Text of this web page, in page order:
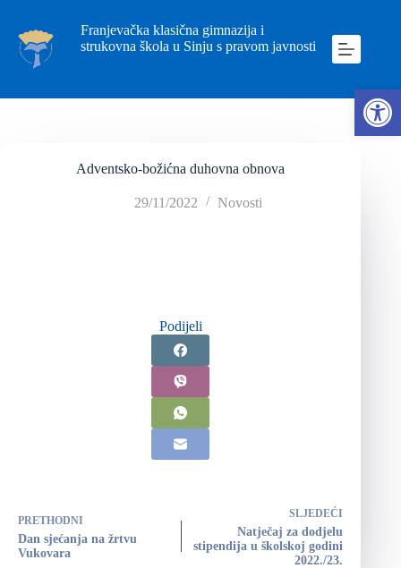
Franjevačka klasična gimnazija i
strukovna škola u Sinju s pravom javnosti
Adventsko-božićna duhovna obnova
29/11/2022 Novosti
Podijeli
PRETHODNI
Dan sjećanja na žrtvu
Vukovara
SLJEDEĆI
Natječaj za dodjelu
stipendija u školskoj godini
2022./23.